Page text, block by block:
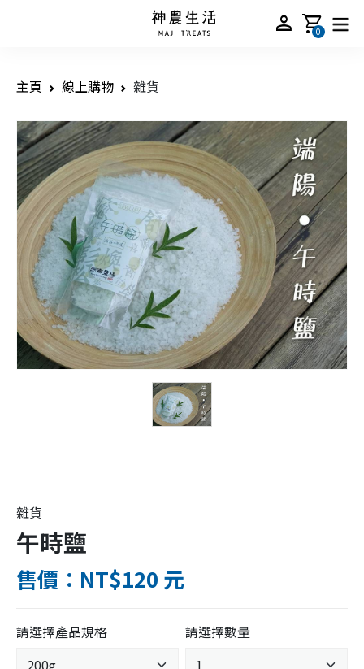
person shopping_cart
0
主頁 線上購物 雜貨
雜貨
午時鹽
售價：NT$120 元
請選擇產品規格 請選擇數量